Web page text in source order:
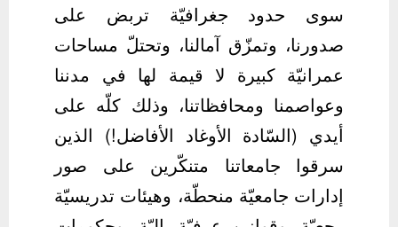
سوى حدود جغرافيّة تربض على
صدورنا، وتمزّق آمالنا، وتحتلّ مساحات
عمرانيّة كبيرة لا قيمة لها في مدننا
وعواصمنا ومحافظاتنا، وذلك كلّه على
أيدي (السّادة الأوغاد الأفاضل!) الذين
سرقوا جامعاتنا متنكّرين على صور
إدارات جامعيّة منحطّة، وهيئات تدريسيّة